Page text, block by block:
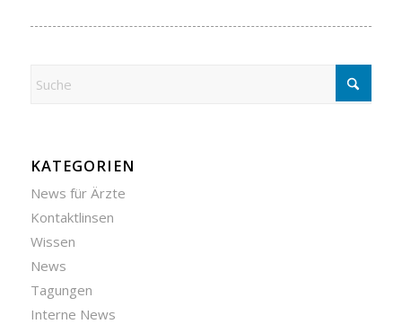
KATEGORIEN
News für Ärzte
Kontaktlinsen
Wissen
News
Tagungen
Interne News